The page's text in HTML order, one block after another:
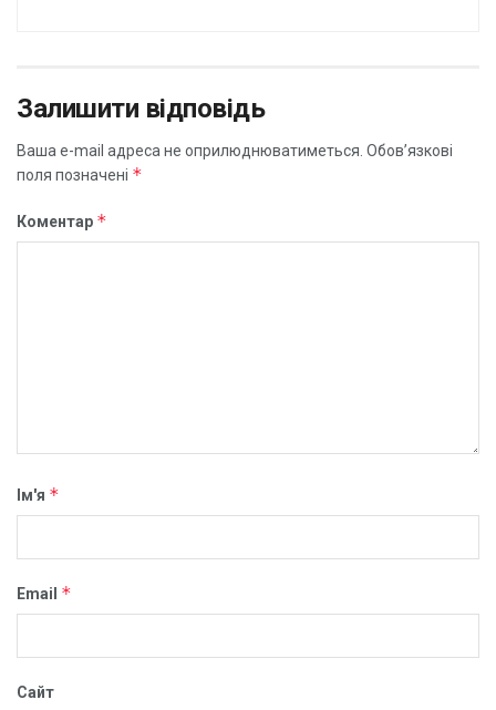
Залишити відповідь
Ваша e-mail адреса не оприлюднюватиметься. Обов’язкові
поля позначені *
Коментар *
Ім'я *
Email *
Сайт